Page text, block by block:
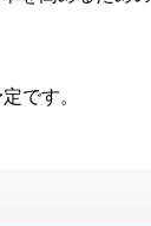
です。